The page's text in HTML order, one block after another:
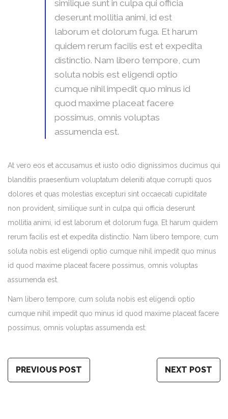
similique sunt in culpa qui officia
deserunt mollitia animi, id est
laborum et dolorum fuga. Et harum
quidem rerum facilis est et expedita
distinctio. Nam libero tempore, cum
soluta nobis est eligendi optio
cumque nihil impedit quo minus id
quod maxime placeat facere
possimus, omnis voluptas
assumenda est.
At vero eos et accusamus et iusto odio dignissimos ducimus qui
blanditiis praesentium voluptatum deleniti atque corrupti quos
dolores et quas molestias excepturi sint occaecati cupiditate
non provident, similique sunt in culpa qui officia deserunt
mollitia animi, id est laborum et dolorum fuga. Et harum quidem
rerum facilis est et expedita distinctio. Nam libero tempore, cum
soluta nobis est eligendi optio cumque nihil impedit quo minus
id quod maxime placeat facere possimus, omnis voluptas
assumenda est.
Nam libero tempore, cum soluta nobis est eligendi optio
cumque nihil impedit quo minus id quod maxime placeat facere
possimus, omnis voluptas assumenda est.
PREVIOUS POST NEXT POST